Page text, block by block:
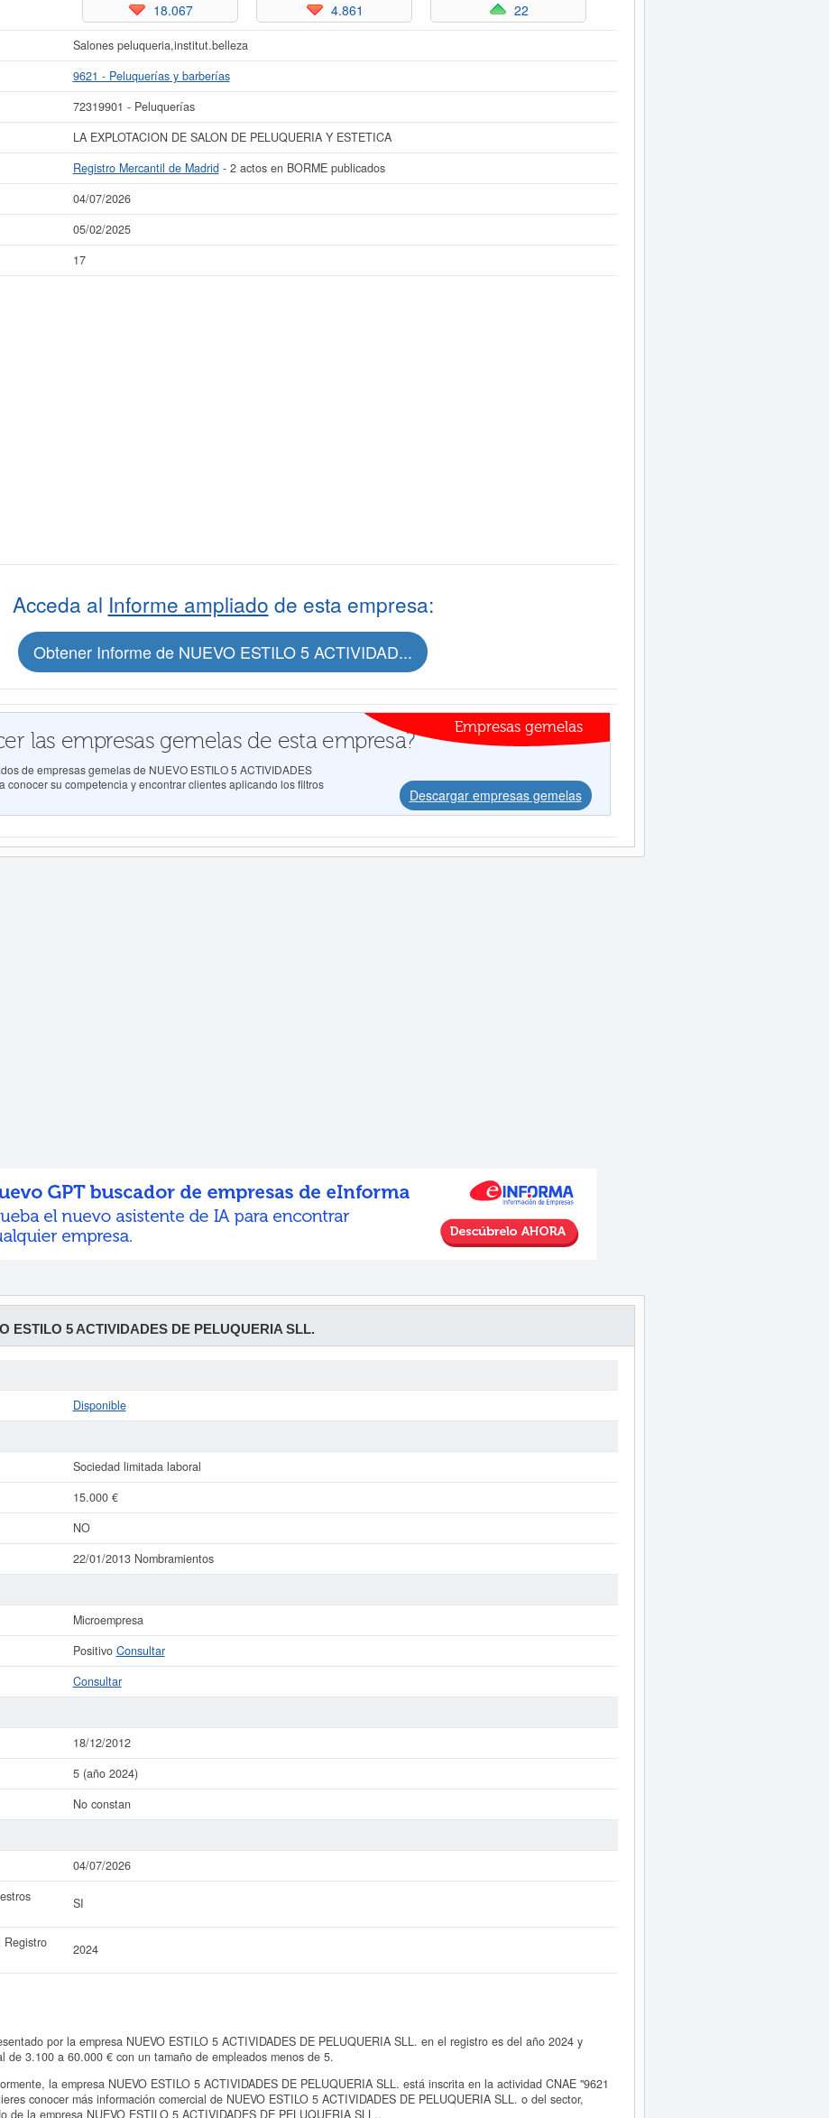
18.067
4.861
22
Salones peluqueria,institut.belleza
9621 - Peluquerías y barberías
72319901 - Peluquerías
LA EXPLOTACION DE SALON DE PELUQUERIA Y ESTETICA
Registro Mercantil de Madrid- 2 actos en BORME publicados
04/07/2026
05/02/2025
17
Acceda al Informe ampliado de esta empresa:
Obtener Informe de NUEVO ESTILO 5 ACTIVIDAD...
Empresas gemelas
las empresas gemelas de esta empresa?
de empresas gemelas de NUEVO ESTILO 5 ACTIVIDADES
conocer su competencia y encontrar clientes aplicando los filtros
Descargar empresas gemelas
ESTILO 5 ACTIVIDADES DE PELUQUERIA SLL.
Disponible
Sociedad limitada laboral
15.000 €
NO
22/01/2013 Nombramientos
Microempresa
Positivo Consultar
Consultar
18/12/2012
5 (año 2024)
No constan
04/07/2026
SI
Registro
2024
por la empresa NUEVO ESTILO 5 ACTIVIDADES DE PELUQUERIA SLL. en el registro es del año 2024 y
de 3.100 a 60.000 € con un tamaño de empleados menos de 5.
la empresa NUEVO ESTILO 5 ACTIVIDADES DE PELUQUERIA SLL. está inscrita en la actividad CNAE "9621
conocer más información comercial de NUEVO ESTILO 5 ACTIVIDADES DE PELUQUERIA SLL. o del sector,
de la empresa NUEVO ESTILO 5 ACTIVIDADES DE PELUQUERIA SLL..